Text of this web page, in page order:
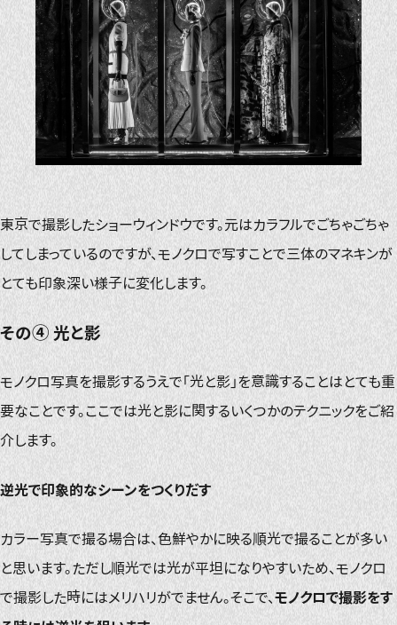
東京で撮影したショーウィンドウです。元はカラフルでごちゃごちゃ
してしまっているのですが、モノクロで写すことで三体のマネキンが
とても印象深い様子に変化します。
その④ 光と影
モノクロ写真を撮影するうえで「光と影」を意識することはとても重
要なことです。ここでは光と影に関するいくつかのテクニックをご紹
介します。
逆光で印象的なシーンをつくりだす
カラー写真で撮る場合は、色鮮やかに映る順光で撮ることが多い
と思います。ただし順光では光が平坦になりやすいため、モノクロ
で撮影した時にはメリハリがでません。そこで、 モノクロで撮影をす